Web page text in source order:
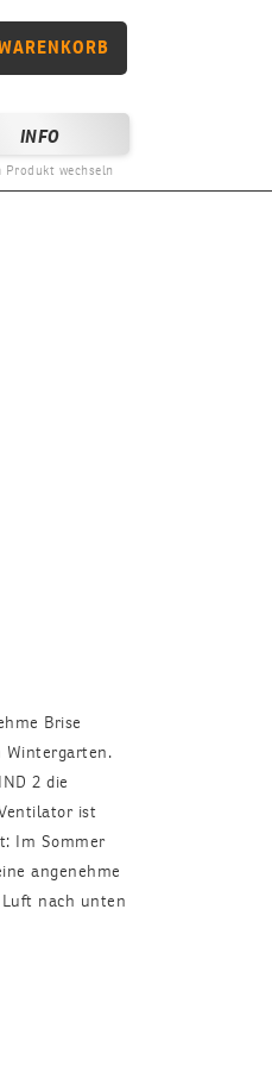
INFO
Produkt wechseln
Brise
2 die
ist
Im Sommer
angenehme
nach unten